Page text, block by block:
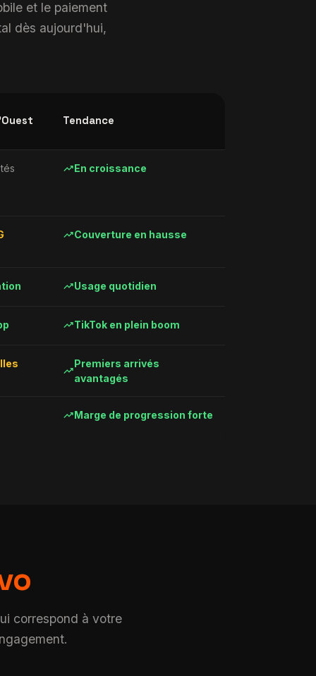
et le paiement
dès aujourd'hui,
Tendance
trending_upEn croissance
trending_upCouverture en hausse
trending_upUsage quotidien
trending_upTikTok en plein boom
trending_up
Premiers arrivés
avantagés
trending_upMarge de progression forte
correspond à votre